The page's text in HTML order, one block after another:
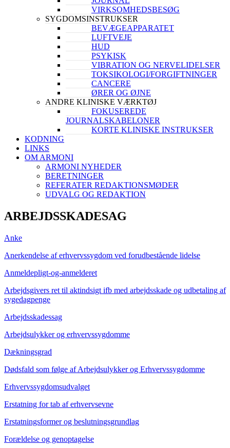
VIRKSOMHEDSBESØG
SYGDOMSINSTRUKSER
BEVÆGEAPPARATET
LUFTVEJE
HUD
PSYKISK
VIBRATION OG NERVELIDELSER
TOKSIKOLOGI/FORGIFTNINGER
CANCERE
ØRER OG ØJNE
ANDRE KLINISKE VÆRKTØJ
FOKUSEREDE
JOURNALSKABELONER
KORTE KLINISKE INSTRUKSER
KODNING
LINKS
OM ARMONI
ARMONI NYHEDER
BERETNINGER
REFERATER REDAKTIONSMØDER
UDVALG OG REDAKTION
ARBEJDSSKADESAG
Anke
Anerkendelse af erhvervssygdom ved forudbestående lidelse
Anmeldepligt-og-anmelderet
Arbejdsgivers ret til aktindsigt ifb med arbejdsskade og udbetaling af
sygedagpenge
Arbejdsskadessag
Arbejdsulykker og erhvervssygdomme
Dækningsgrad
Dødsfald som følge af Arbejdsulykker og Erhvervssygdomme
Erhvervssygdomsudvalget
Erstatning for tab af erhvervsevne
Erstatningsformer og beslutningsgrundlag
Forældelse og genoptagelse